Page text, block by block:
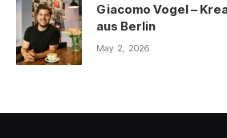
Giacomo Vogel –
aus Berlin
May 2, 2026